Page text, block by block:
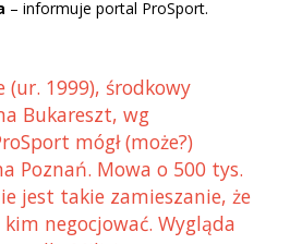
– informuje portal ProSport.
(ur. 1999), środkowy
Bukareszt, wg
mógł (może?)
Poznań. Mowa o 500 tys.
jest takie zamieszanie, że
negocjować. Wygląda